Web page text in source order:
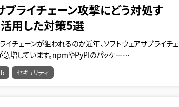
プライチェーン攻撃にどう対処す
用した対策5選
イチェーンが狙われるのか近年、ソフトウェアサプライチェ
増しています。npmやPyPIのパッケー…
セキュリティ